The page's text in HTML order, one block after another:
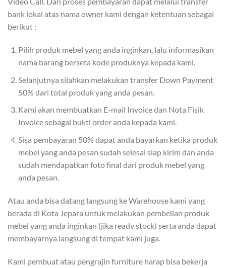
bank lokal atas nama owner kami dengan ketentuan sebagai
berikut :
Pilih produk mebel yang anda inginkan, lalu informasikan
nama barang berseta kode produknya kepada kami.
Selanjutnya silahkan melakukan transfer Down Payment
50% dari total produk yang anda pesan.
Kami akan membuatkan E-mail Invoice dan Nota Fisik
Invoice sebagai bukti order anda kepada kami.
Sisa pembayaran 50% dapat anda bayarkan ketika produk
mebel yang anda pesan sudah selesai siap kirim dan anda
sudah mendapatkan foto final dari produk mebel yang
anda pesan.
Atau anda bisa datang langsung ke Warehouse kami yang
berada di Kota Jepara untuk melakukan pembelian produk
mebel yang anda inginkan (jika ready stock) serta anda dapat
membayarnya langsung di tempat kami juga.
Kami pembuat atau pengrajin furniture harap bisa bekerja